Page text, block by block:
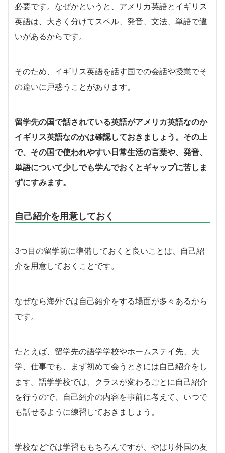
必要です。なぜかというと、アメリカ英語とイギリス
英語は、大きく分けてスペル、発音、文法、単語で違
いがあるからです。
そのため、イギリス英語を話す国での会話や授業でそ
の違いに戸惑うことがあります。
留学先の国で話されている英語がアメリカ英語なのか
イギリス英語なのかは確認しておきましょう。その上
で、その国で使われやすい日常生活の言葉や、発音、
単語について少しでも学んでおくとギャップに苦しま
ずにすみます。
自己紹介を用意しておく
3つ目の留学前に準備しておくと良いことは、自己紹
介を用意しておくことです。
なぜなら海外では自己紹介をする場面が多々あるから
です。
たとえば、留学先の語学学校やホームステイ先、大
学、仕事でも、まず初めて会うときには自己紹介をし
ます。 語学学校では、クラスが変わるごとに自己紹介
を行うので、自己紹介の内容を事前に考えて、いつで
も話せるように練習しておきましょう。
学校などでは学習ももちろんですが、やはり外国の友